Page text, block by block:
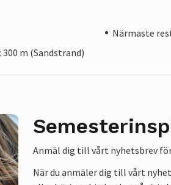
Närmaste
m (Sandstrand)
Anmäl dig till vårt nyhetsbrev
När du anmäler dig till vårt